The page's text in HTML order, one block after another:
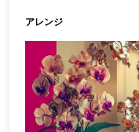
アレンジ